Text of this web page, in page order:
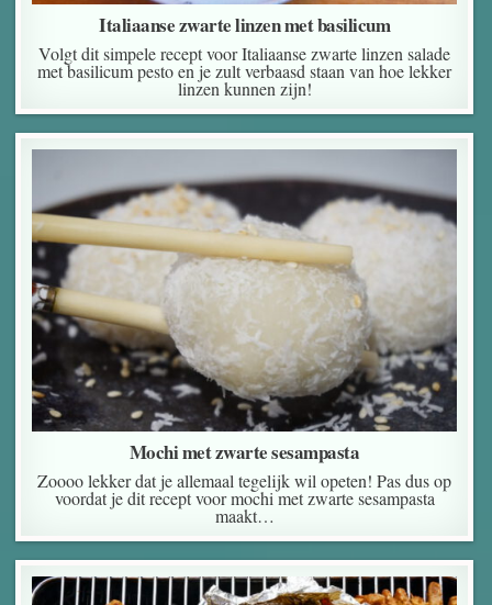
Italiaanse zwarte linzen met basilicum
Volgt dit simpele recept voor Italiaanse zwarte linzen salade
met basilicum pesto en je zult verbaasd staan van hoe lekker
linzen kunnen zijn!
Mochi met zwarte sesampasta
Zoooo lekker dat je allemaal tegelijk wil opeten! Pas dus op
voordat je dit recept voor mochi met zwarte sesampasta
maakt…